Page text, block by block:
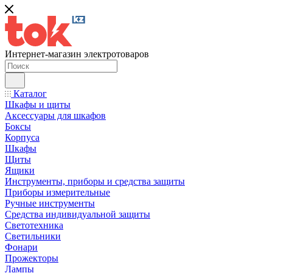
Интернет-магазин электротоваров
Каталог
Шкафы и щиты
Аксессуары для шкафов
Боксы
Корпуса
Шкафы
Щиты
Ящики
Инструменты, приборы и средства защиты
Приборы измерительные
Ручные инструменты
Средства индивидуальной защиты
Светотехника
Светильники
Фонари
Прожекторы
Лампы